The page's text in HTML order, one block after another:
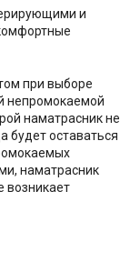
и
при выборе
непромокаемой
наматрасник не
будет оставаться
наматрасник
возникает